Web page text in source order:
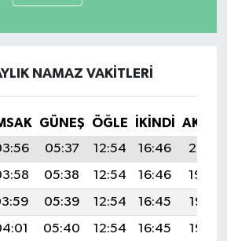
NAMAZ VAKITLERI
GÜNEŞ ÖĞLE İKINDI
05:37 12:54 16:46
20:01
05:38 12:54 16:46
19:59
05:39 12:54 16:45
19:58
05:40 12:54 16:45
19:57